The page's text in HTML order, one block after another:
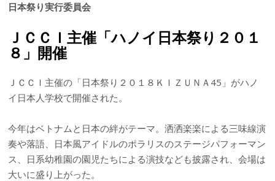
日本祭り実行委員会
ＪＣＣＩ主催「ハノイ日本祭り２０１
８」開催
ＪＣＣＩ主催の「日本祭り２０１８ＫＩＺＵＮＡ45」がハノ
イ日本人学校で開催された。
今年はベトナムと日本の絆がテーマ。洒洒楽楽による三味線演
奏や落語、日本風アイドルのポラリスのステージパフォーマン
ス、日系幼稚園の園児たちによる演技なども披露され、会場は
大いに盛り上がった。